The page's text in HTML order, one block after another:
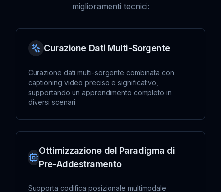
miglioramenti tecnici:
Curazione Dati Multi-Sorgente
Curazione dati multi-sorgente combinata con
captioning video preciso e significativo,
supportando un apprendimento completo in
diversi scenari
Ottimizzazione del Paradigma di
Pre-Addestramento
Supporta codifica posizionale multimodale